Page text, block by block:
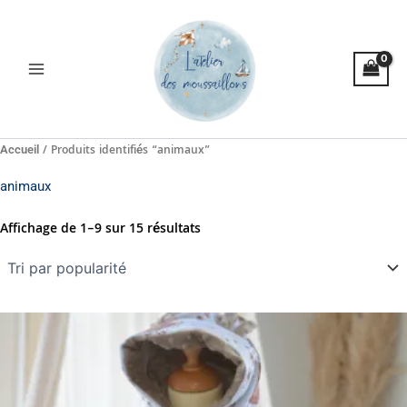
Accueil / Produits identifiés “animaux”
animaux
Affichage de 1–9 sur 15 résultats
par
popularité
Plage
prix :
67,00€
119,00€
Ce
produit
a
plusieurs